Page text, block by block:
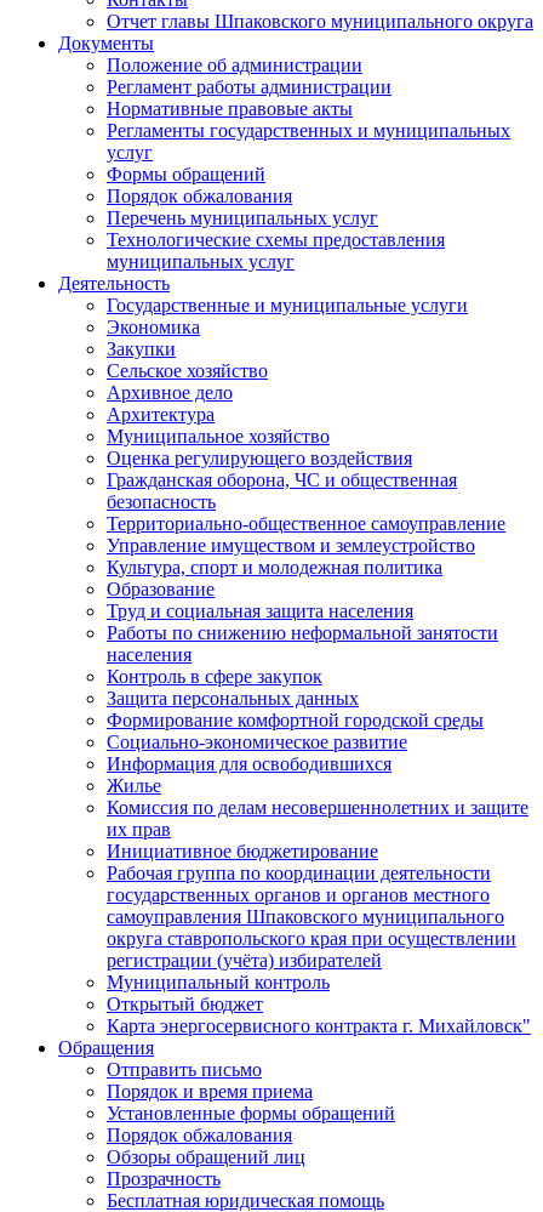
Отчет главы Шпаковского муниципального округа
Документы
Положение об администрации
Регламент работы администрации
Нормативные правовые акты
Регламенты государственных и муниципальных
услуг
Формы обращений
Порядок обжалования
Перечень муниципальных услуг
Технологические схемы предоставления
муниципальных услуг
Деятельность
Государственные и муниципальные услуги
Экономика
Закупки
Сельское хозяйство
Архивное дело
Архитектура
Муниципальное хозяйство
Оценка регулирующего воздействия
Гражданская оборона, ЧС и общественная
безопасность
Территориально-общественное самоуправление
Управление имуществом и землеустройство
Культура, спорт и молодежная политика
Образование
Труд и социальная защита населения
Работы по снижению неформальной занятости
населения
Контроль в сфере закупок
Защита персональных данных
Формирование комфортной городской среды
Социально-экономическое развитие
Информация для освободившихся
Жилье
Комиссия по делам несовершеннолетних и защите
их прав
Инициативное бюджетирование
Рабочая группа по координации деятельности
государственных органов и органов местного
самоуправления Шпаковского муниципального
округа ставропольского края при осуществлении
регистрации (учёта) избирателей
Муниципальный контроль
Открытый бюджет
Карта энергосервисного контракта г. Михайловск"
Обращения
Отправить письмо
Порядок и время приема
Установленные формы обращений
Порядок обжалования
Обзоры обращений лиц
Прозрачность
Бесплатная юридическая помощь